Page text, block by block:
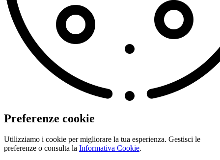
Preferenze cookie
Utilizziamo i cookie per migliorare la tua esperienza. Gestisci le
preferenze o consulta la Informativa Cookie.